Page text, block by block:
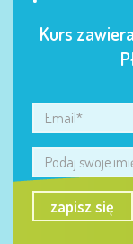
Kurs
zapisz się